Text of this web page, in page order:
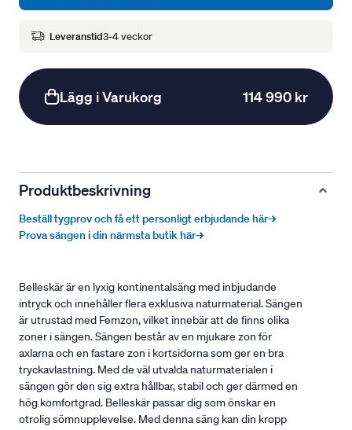
Leveranstid3-4 veckor
Lägg i Varukorg 114 990 kr
Produktbeskrivning
Beställ tygprov och få ett personligt erbjudande här→
Prova sängen i din närmsta butik här→
Belleskär är en lyxig kontinentalsäng med inbjudande
intryck och innehåller flera exklusiva naturmaterial. Sängen
är utrustad med Femzon, vilket innebär att de finns olika
zoner i sängen. Sängen består av en mjukare zon för
axlarna och en fastare zon i kortsidorna som ger en bra
tryckavlastning. Med de väl utvalda naturmaterialen i
sängen gör den sig extra hållbar, stabil och ger därmed en
hög komfortgrad. Belleskär passar dig som önskar en
otrolig sömnupplevelse. Med denna säng kan din kropp